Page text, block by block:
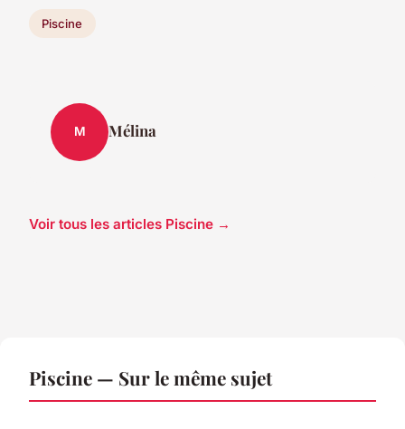
Piscine
M Mélina
Voir tous les articles Piscine →
Piscine — Sur le même sujet